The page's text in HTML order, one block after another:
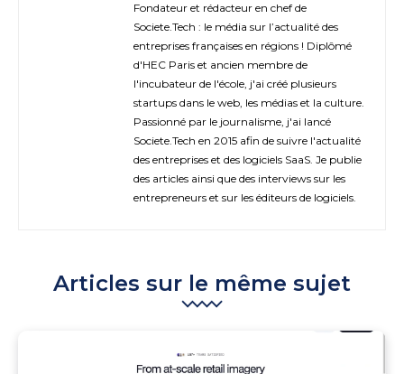
Fondateur et rédacteur en chef de
Societe.Tech : le média sur l’actualité des
entreprises françaises en régions ! Diplômé
d'HEC Paris et ancien membre de
l'incubateur de l'école, j'ai créé plusieurs
startups dans le web, les médias et la culture.
Passionné par le journalisme, j'ai lancé
Societe.Tech en 2015 afin de suivre l'actualité
des entreprises et des logiciels SaaS. Je publie
des articles ainsi que des interviews sur les
entrepreneurs et sur les éditeurs de logiciels.
Articles sur le même sujet